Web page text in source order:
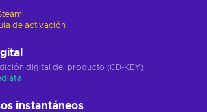
de activación
digital del producto (CD-KEY)
instantáneos